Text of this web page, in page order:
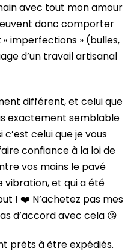
avec tout mon amour
donc comporter
imperfections » (bulles,
d’un travail artisanal
différent, et celui que
exactement semblable
celui que je vous
confiance à la loi de
vos mains le pavé
et qui a été
! ❤️ N’achetez pas mes
d’accord avec cela 😘
prêts à être expédiés.